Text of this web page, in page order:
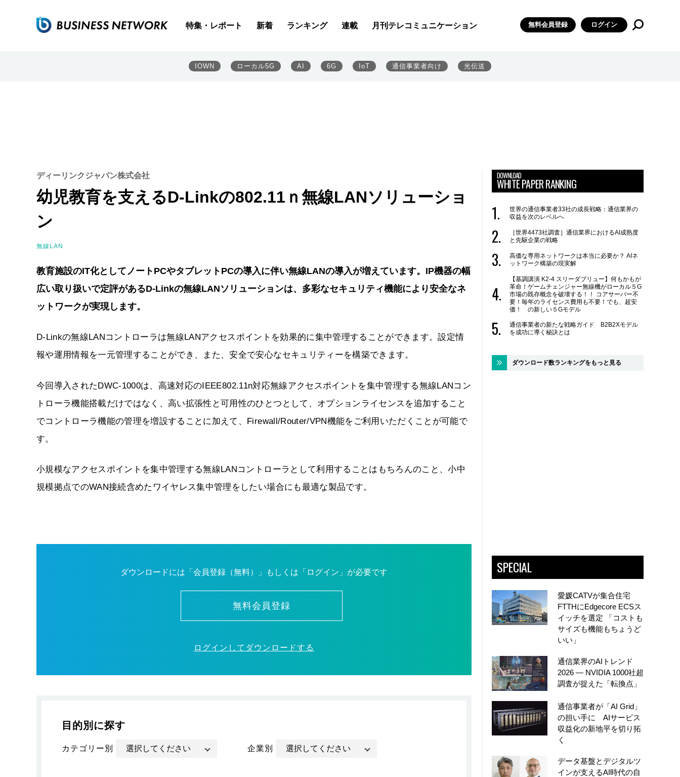
特集・レポート 新着 ランキング 連載 月刊テレコミュニケーション 無料会員登録 ログイン
IOWN ローカル5G AI 6G IoT 通信事業者向け 光伝送
ディーリンクジャパン株式会社
幼児教育を支えるD-Linkの802.11ｎ無線LANソリューショ
ン
無線LAN
教育施設のIT化としてノートPCやタブレットPCの導入に伴い無線LANの導入が増えています。IP機器の幅
広い取り扱いで定評があるD-Linkの無線LANソリューションは、多彩なセキュリティ機能により安全なネ
ットワークが実現します。
D-Linkの無線LANコントローラは無線LANアクセスポイントを効果的に集中管理することができます。設定情
報や運用情報を一元管理することができ、また、安全で安心なセキュリティーを構築できます。
今回導入されたDWC-1000は、高速対応のIEEE802.11n対応無線アクセスポイントを集中管理する無線LANコン
トローラ機能搭載だけではなく、高い拡張性と可用性のひとつとして、オプションライセンスを追加すること
でコントローラ機能の管理を増設することに加えて、Firewall/Router/VPN機能をご利用いただくことが可能で
す。
小規模なアクセスポイントを集中管理する無線LANコントローラとして利用することはもちろんのこと、小中
規模拠点でのWAN接続含めたワイヤレス集中管理をしたい場合にも最適な製品です。
ダウンロードには「会員登録（無料）」もしくは「ログイン」が必要です
無料会員登録
ログインしてダウンロードする
目的別に探す
カテゴリー別 企業別
DOWNLOAD
WHITE PAPER RANKING
世界の通信事業者33社の成長戦略：通信業界の
収益を次のレベルへ
［世界4473社調査］通信業界におけるAI成熟度
と先駆企業の戦略
高価な専用ネットワークは本当に必要か？ AIネ
ットワーク構築の現実解
【基調講演 K2-4 スリーダブリュー】何もかもが
革命！ゲームチェンジャー無線機がローカル５G
市場の既存概念を破壊する！！ コアサーバー不
要！毎年のライセンス費用も不要！でも、超安
価！ の新しい５Gモデル
通信事業者の新たな戦略ガイド B2B2Xモデル
を成功に導く秘訣とは
ダウンロード数ランキングをもっと見る
SPECIAL
愛媛CATVが集合住宅
FTTHにEdgecore ECSス
イッチを選定 「コストも
サイズも機能もちょうど
いい」
通信業界のAIトレンド
2026 ― NVIDIA 1000社超
調査が捉えた「転換点」
通信事業者が「AI Grid」
の担い手に AIサービス
収益化の新地平を切り拓
く
データ基盤とデジタルツ
インが支えるAI時代の自